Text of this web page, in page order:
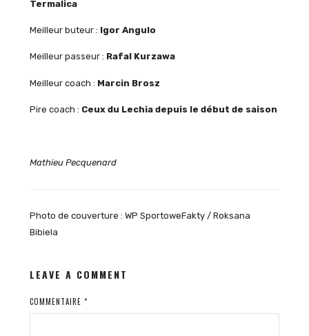
Termalica
Meilleur buteur : Igor Angulo
Meilleur passeur : Rafal Kurzawa
Meilleur coach : Marcin Brosz
Pire coach : Ceux du Lechia depuis le début de saison
Mathieu Pecquenard
Photo de couverture : WP SportoweFakty / Roksana
Bibiela
LEAVE A COMMENT
COMMENTAIRE *